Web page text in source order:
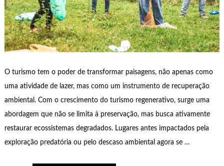
O turismo tem o poder de transformar paisagens, não apenas como
uma atividade de lazer, mas como um instrumento de recuperação
ambiental. Com o crescimento do turismo regenerativo, surge uma
abordagem que não se limita à preservação, mas busca ativamente
restaurar ecossistemas degradados. Lugares antes impactados pela
exploração predatória ou pelo descaso ambiental agora se …